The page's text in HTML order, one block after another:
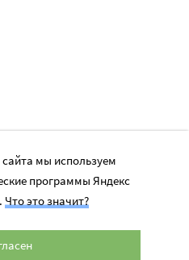
мы используем
программы Яндекс
Что это значит?